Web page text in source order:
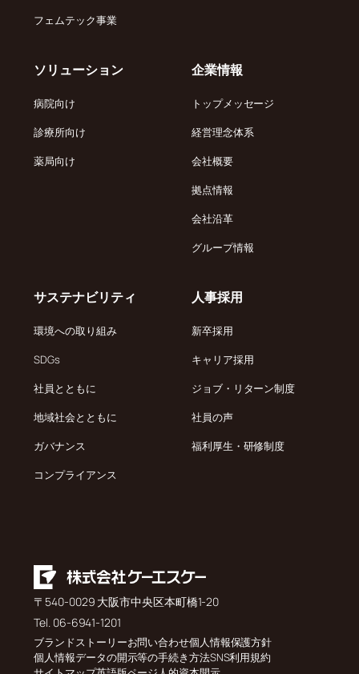
フェムテック事業
ソリューション
病院向け
診療所向け
薬局向け
企業情報
トップメッセージ
経営理念体系
会社概要
拠点情報
会社沿革
グループ情報
サステナビリティ
環境への取り組み
SDGs
社員とともに
地域社会とともに
ガバナンス
コンプライアンス
人事採用
新卒採用
キャリア採用
ジョブ・リターン制度
社員の声
福利厚生・研修制度
〒540-0029 大阪市中央区本町橋1-20
Tel. 06-6941-1201
ブランドストーリーお問い合わせ個人情報保護方針
個人情報データの開示等の手続き方法SNS利用規約